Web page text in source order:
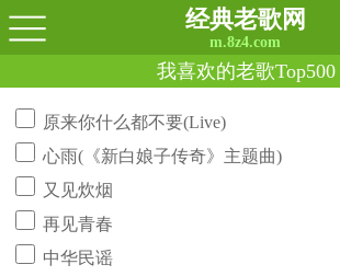
经典老歌网
m.8z4.com
我喜欢的老歌Top500
原来你什么都不要(Live)
心雨(《新白娘子传奇》主题曲)
又见炊烟
再见青春
中华民谣